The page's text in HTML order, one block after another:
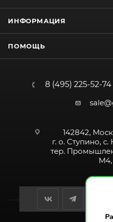
ИНФОРМАЦИЯ
ПОМОЩЬ
8 (495) 225-52-74
142842,
г. о. Ступино,
тер.
М4,